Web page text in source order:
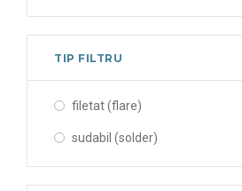
TIP FILTRU
filetat (flare)
sudabil (solder)